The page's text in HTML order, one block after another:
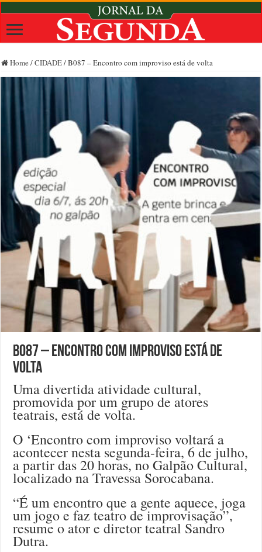
Home /CIDADE/B087 – Encontro com improviso está de volta
B087 – Encontro com improviso está de
volta
Uma divertida atividade cultural,
promovida por um grupo de atores
teatrais, está de volta.
O ‘Encontro com improviso voltará a
acontecer nesta segunda-feira, 6 de julho,
a partir das 20 horas, no Galpão Cultural,
localizado na Travessa Sorocabana.
“É um encontro que a gente aquece, joga
um jogo e faz teatro de improvisação”,
resume o ator e diretor teatral Sandro
Dutra.